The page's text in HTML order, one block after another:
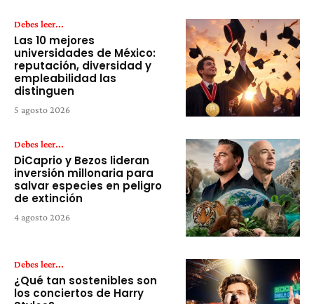
Debes leer...
Las 10 mejores
universidades de México:
reputación, diversidad y
empleabilidad las
distinguen
5 agosto 2026
Debes leer...
DiCaprio y Bezos lideran
inversión millonaria para
salvar especies en peligro
de extinción
4 agosto 2026
Debes leer...
¿Qué tan sostenibles son
los conciertos de Harry